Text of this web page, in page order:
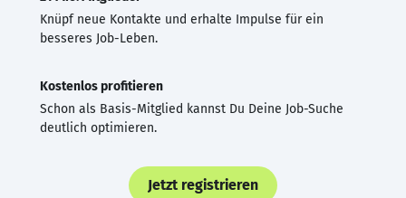
Knüpf neue Kontakte und erhalte Impulse für ein
besseres Job-Leben.
Kostenlos profitieren
Schon als Basis-Mitglied kannst Du Deine Job-Suche
deutlich optimieren.
Jetzt registrieren